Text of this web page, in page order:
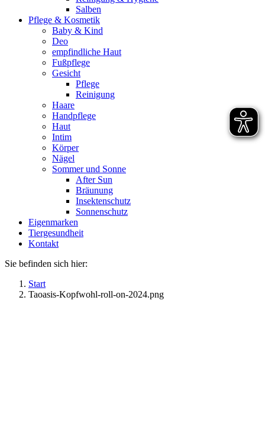
Salben
Pflege & Kosmetik
Baby & Kind
Deo
empfindliche Haut
Fußpflege
Gesicht
Pflege
Reinigung
Haare
Handpflege
Haut
Intim
Körper
Nägel
Sommer und Sonne
After Sun
Bräunung
Insektenschutz
Sonnenschutz
Eigenmarken
Tiergesundheit
Kontakt
Sie befinden sich hier:
Start
Taoasis-Kopfwohl-roll-on-2024.png